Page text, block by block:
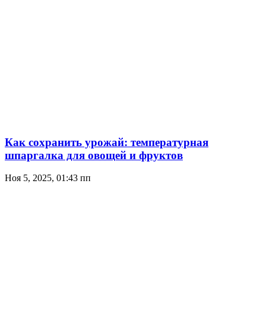
Как сохранить урожай: температурная
шпаргалка для овощей и фруктов
Ноя 5, 2025, 01:43 пп